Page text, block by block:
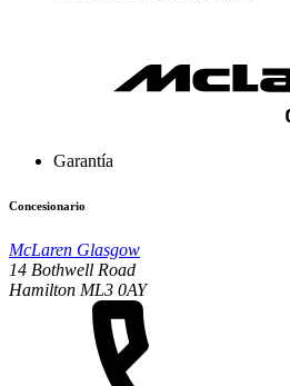
Garantía
Concesionario
McLaren Glasgow
14 Bothwell Road
Hamilton ML3 0AY